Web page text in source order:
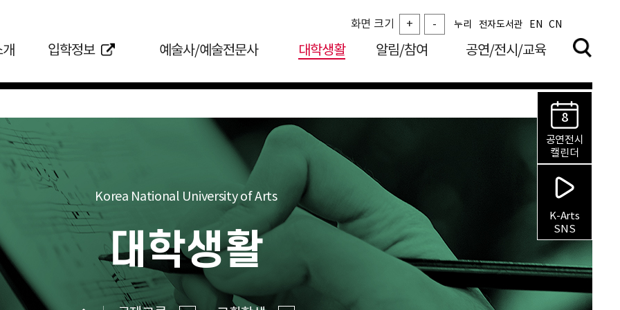
8
공연전시
캘린더
K-Arts
SNS
입학정보 예술사/예술전문사 대학생활 알림/참여 공연/전시/교육
화면 크기 + - 누리 전자도서관 EN CN
Korea National University of Arts
대학생활